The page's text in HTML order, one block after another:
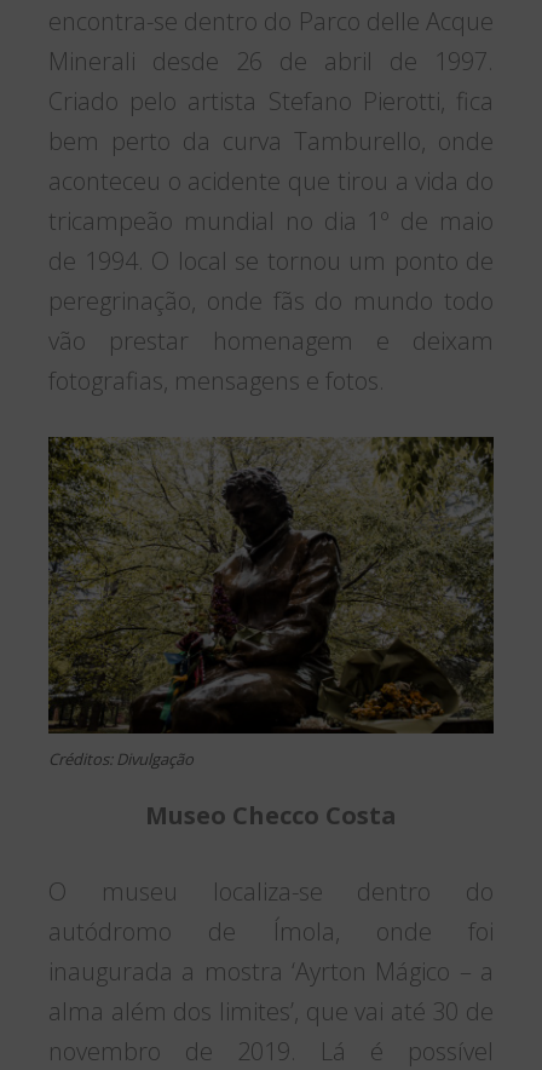
encontra-se dentro do Parco delle Acque
Minerali desde 26 de abril de 1997.
Criado pelo artista Stefano Pierotti, fica
bem perto da curva Tamburello, onde
aconteceu o acidente que tirou a vida do
tricampeão mundial no dia 1º de maio
de 1994. O local se tornou um ponto de
peregrinação, onde fãs do mundo todo
vão prestar homenagem e deixam
fotografias, mensagens e fotos.
Créditos: Divulgação
Museo Checco Costa
O museu localiza-se dentro do
autódromo de Ímola, onde foi
inaugurada a mostra ‘Ayrton Mágico – a
alma além dos limites’, que vai até 30 de
novembro de 2019. Lá é possível